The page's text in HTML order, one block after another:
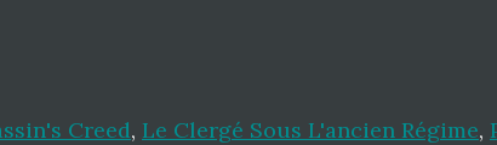
Creed, Le Clergé Sous L'ancien Régime,